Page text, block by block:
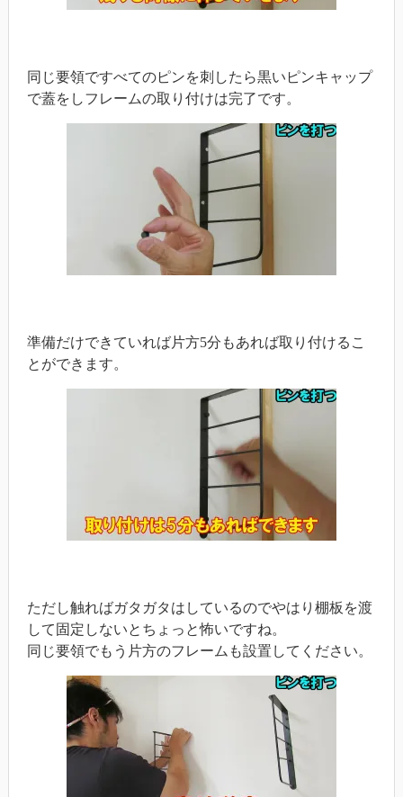
同じ要領ですべてのピンを刺したら黒いピンキャップ
で蓋をしフレームの取り付けは完了です。
準備だけできていれば片方5分もあれば取り付けるこ
とができます。
ただし触ればガタガタはしているのでやはり棚板を渡
して固定しないとちょっと怖いですね。
同じ要領でもう片方のフレームも設置してください。